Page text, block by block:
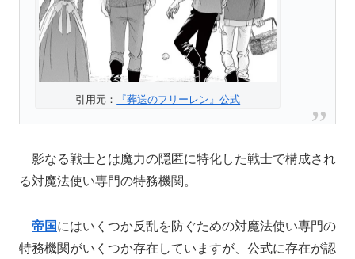
引用元： 『葬送のフリーレン』公式
影なる戦士とは魔力の隠匿に特化した戦士で構成され
る対魔法使い専門の特務機関。
帝国にはいくつか反乱を防ぐための対魔法使い専門の
特務機関がいくつか存在していますが、公式に存在が認